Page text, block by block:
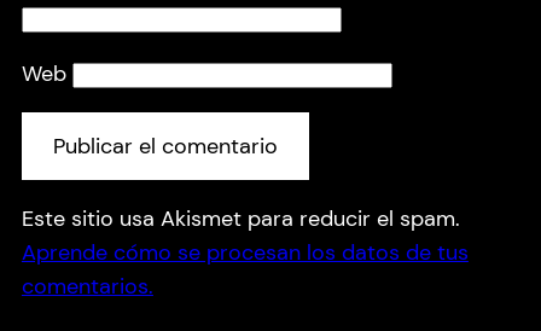
Web
Este sitio usa Akismet para reducir el spam.
Aprende cómo se procesan los datos de tus
comentarios.